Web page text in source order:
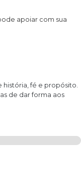
apoiar com sua
história, fé e propósito.
de dar forma aos